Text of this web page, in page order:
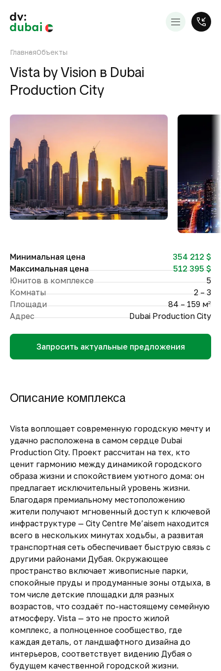
ГлавнаяОбъекты
Vista by Vision в Dubai
Production City
Минимальная цена
354 212 $
Максимальная цена
512 395 $
Юнитов в комплексе
5
Комнаты
2 – 3
Площади
84 – 159 м2
Адрес Dubai Production City
Запросить актуальные предложения
Описание комплекса
Vista воплощает современную городскую мечту и
удачно расположена в самом сердце Dubai
Production City. Проект рассчитан на тех, кто
ценит гармонию между динамикой городского
образа жизни и спокойствием уютного дома: он
предлагает исключительный уровень жизни.
Благодаря премиальному местоположению
жители получают мгновенный доступ к ключевой
инфраструктуре — City Centre Me’aisem находится
всего в нескольких минутах ходьбы, а развитая
транспортная сеть обеспечивает быструю связь с
другими районами Дубая. Окружающее
пространство включает живописные парки,
спокойные пруды и продуманные зоны отдыха, в
том числе детские площадки для разных
возрастов, что создаёт по-настоящему семейную
атмосферу. Vista — это не просто жилой
комплекс, а полноценное сообщество, где
каждая деталь, от ландшафтного дизайна до
интерьеров, соответствует видению Дубая о
будущем качественной городской жизни.